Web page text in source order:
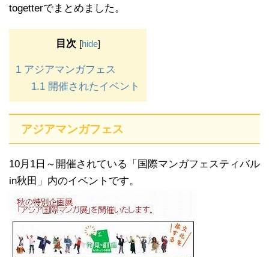
togetterでまとめました。
目次 [hide]
1 アジアマンガフェス
1.1開催されたイベント
アジアマンガフェス
10月1日～開催されている「国際マンガフェスティバル
in秋田」内のイベントです。